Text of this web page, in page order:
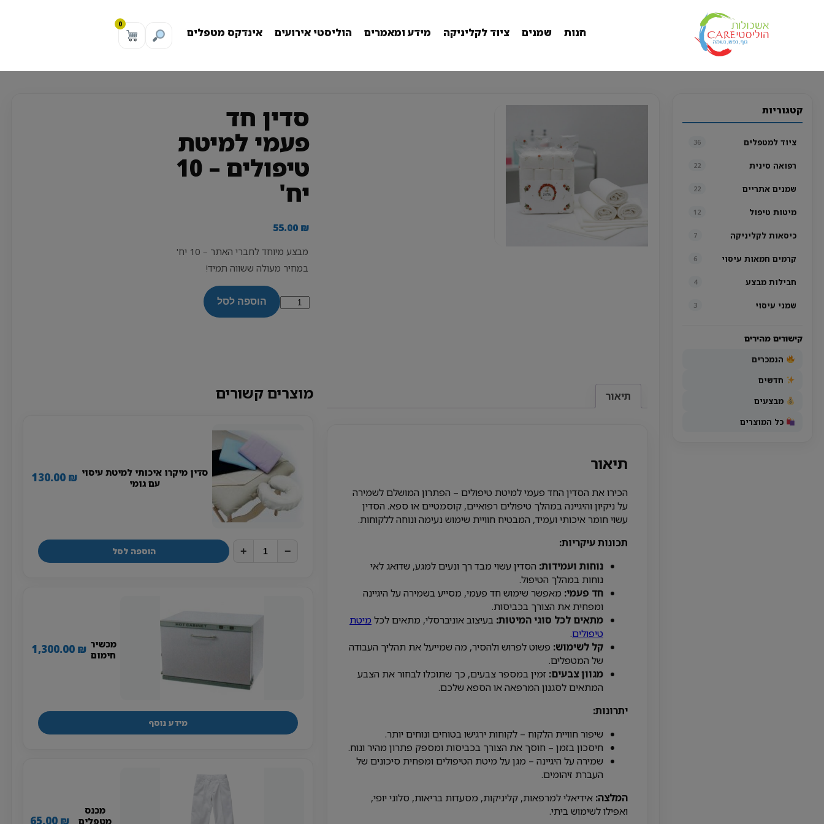
חנות שמנים ציוד לקליניקה מידע ומאמרים הוליסטי אירועים אינדקס מטפלים
0
קטגוריות
ציוד למטפלים 36
רפואה סינית 22
שמנים אתריים 22
מיטות טיפול 12
כיסאות לקליניקה 7
קרמים חמאות עיסוי 6
חבילות מבצע 4
שמני עיסוי 3
קישורים מהירים
הנמכרים
חדשים
מבצעים
כל המוצרים
סדין חד
פעמי למיטת
טיפולים – 10
יח'
55.00 ₪
מבצע מיוחד לחברי האתר – 10 יח'
במחיר מעולה ששווה תמיד!
כמות
-
הוספה לסל
תיאור
תיאור
הכירו את הסדין החד פעמי למיטת טיפולים – הפתרון המושלם לשמירה
על ניקיון והיגיינה במהלך טיפולים רפואיים, קוסמטיים או ספא. הסדין
עשוי חומר איכותי ועמיד, המבטיח חוויית שימוש נעימה ונוחה ללקוחות.
תכונות עיקריות:
נוחות ועמידות: הסדין עשוי מבד רך ונעים למגע, שדואג לאי
נוחות במהלך הטיפול.
חד פעמי: מאפשר שימוש חד פעמי, מסייע בשמירה על היגיינה
ומפחית את הצורך בכביסות.
מתאים לכל סוגי המיטות: בעיצוב אוניברסלי, מתאים לכל מיטת
טיפולים.
קל לשימוש: פשוט לפרוש ולהסיר, מה שמייעל את תהליך העבודה
של המטפלים.
מגוון צבעים: זמין במספר צבעים, כך שתוכלו לבחור את הצבע
המתאים לסגנון המרפאה או הספא שלכם.
יתרונות:
שיפור חוויית הלקוח – לקוחות ירגישו בטוחים ונוחים יותר.
חיסכון בזמן – חוסך את הצורך בכביסות ומספק פתרון מהיר ונוח.
שמירה על היגיינה – מגן על מיטת הטיפולים ומפחית סיכונים של
העברת זיהומים.
המלצה: אידיאלי למרפאות, קליניקות, מסעדות בריאות, סלוני יופי,
ואפילו לשימוש ביתי.
מוצרים קשורים
סדין מיקרו איכותי למיטת עיסוי
עם גומי
130.00 ₪
−
+ הוספה לסל
מכשיר
חימום
1,300.00 ₪
מידע נוסף
מכנס
מטפלים
65.00 ₪